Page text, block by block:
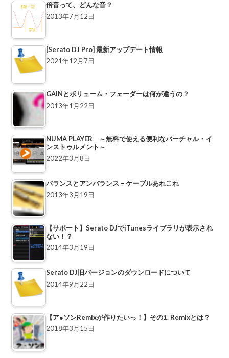
倍音って、どんな音？
2013年7月12日
[Serato DJ Pro] 最新アップデート情報
2021年12月7日
GAINとボリューム・フェーダーは何が違うの？
2013年1月22日
NUMA PLAYER ～無料で使える便利なバーチャル・イ
ンストゥルメント～
2022年3月8日
バランスとアンバランス – ケーブルあれこれ
2013年3月19日
【サポート】Serato DJでiTunesライブラリが表示され
ない！？
2014年3月19日
Serato DJ旧バージョンのダウンロードについて
2014年9月22日
【ア●ソンRemixが作りたいっ！】その1. Remixとは？
2018年3月15日